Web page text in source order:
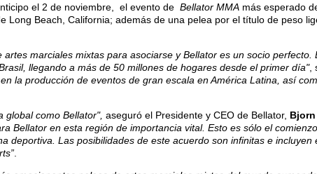
el 2 de noviembre, el evento de Bellator MMA más esperado
Long Beach, California; además de una pelea por el título de peso
marciales mixtas para asociarse y Bellator es un socio
llegando a más de 50 millones de hogares desde el primer día",
la producción de eventos de gran escala en América Latina, así
global como Bellator", aseguró el Presidente y CEO de Bellator,
Bellator en esta región de importancia vital. Esto es sólo el
deportiva. Las posibilidades de este acuerdo son infinitas e